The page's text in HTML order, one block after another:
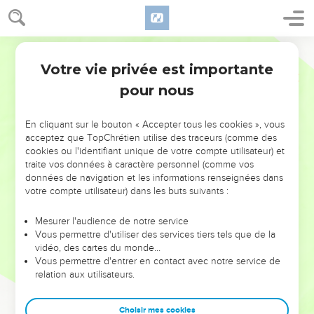
NE MANQUEZ PAS L’ÉVÉNEMENT
DE L’ANNÉE !
ET SI LEURS ERREURS POUVAIENT VOUS ÉVITER LES
VOTRES ?
leur foi ou leur vision. Mais on voit moins les doutes, les erreurs
et les saisons difficiles qu'ils ont traversés, alors même que ce
sont elles qui les ont façonnés.
Dans cette conférence, leaders, entrepreneurs, et responsables
clés pour avancer avec plus de sagesse afin que leurs erreurs
Votre vie privée est importante
pour nous
En cliquant sur le bouton « Accepter tous les cookies », vous
acceptez que TopChrétien utilise des traceurs (comme des
cookies ou l'identifiant unique de votre compte utilisateur) et
traite vos données à caractère personnel (comme vos
données de navigation et les informations renseignées dans
votre compte utilisateur) dans les buts suivants :
Mesurer l'audience de notre service
Vous permettre d'utiliser des services tiers tels que de la
vidéo, des cartes du monde…
Vous permettre d'entrer en contact avec notre service de
relation aux utilisateurs.
Choisir mes cookies